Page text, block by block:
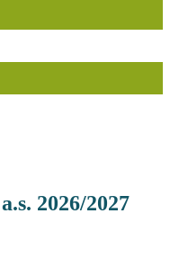
2026/2027